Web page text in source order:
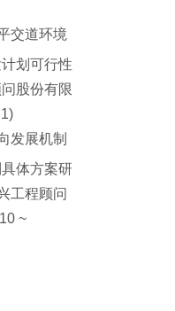
交道环境
划可行性
股份有限
发展机制
体方案研
工程顾问
~